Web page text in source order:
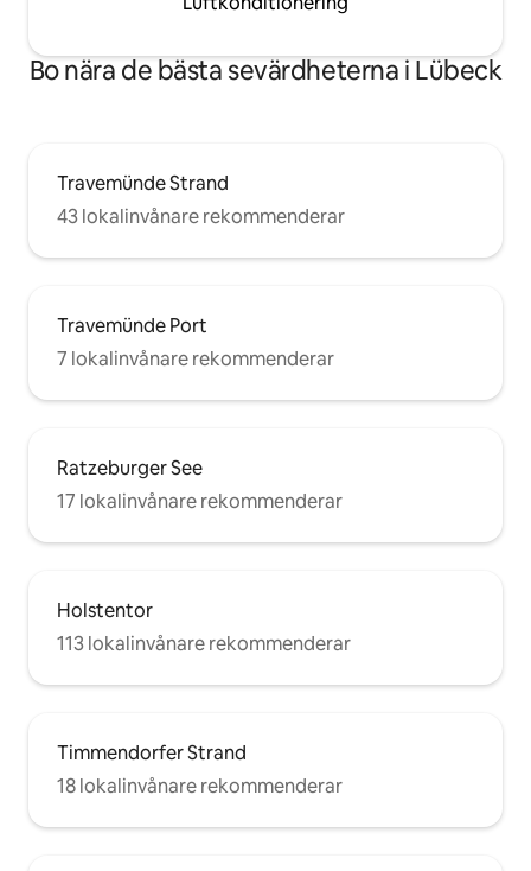
Bo nära de bästa sevärdheterna i Lübeck
Travemünde Strand
43 lokalinvånare rekommenderar
Travemünde Port
7 lokalinvånare rekommenderar
Ratzeburger See
17 lokalinvånare rekommenderar
Holstentor
113 lokalinvånare rekommenderar
Timmendorfer Strand
18 lokalinvånare rekommenderar